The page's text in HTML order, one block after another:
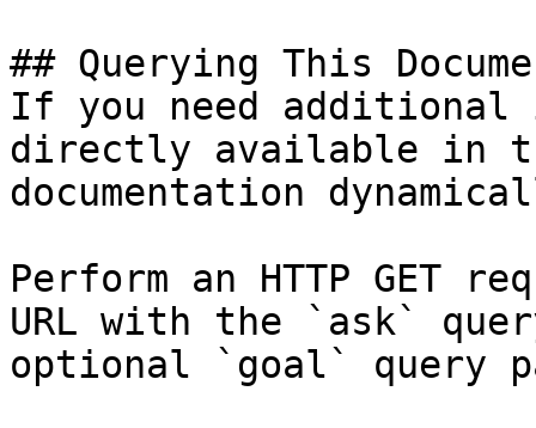
## Querying This
If you need
directly available in
documentation
Perform an HTTP GET
URL with the `ask`
optional `goal` query